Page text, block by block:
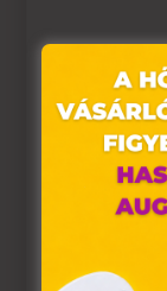
alkalmazunk.
webes
szükséges.
A „sütiket" az
törvény, az
információs